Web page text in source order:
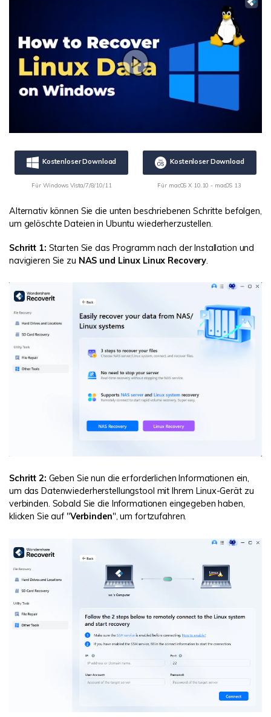
Kostenloser Download
Für Windows Vista/7/8/10/11
Kostenloser Download
Für macOS X 10.10 - macOS 13
Alternativ können Sie die unten beschriebenen Schritte befolgen,
um gelöschte Dateien in Ubuntu wiederherzustellen.
Schritt 1: Starten Sie das Programm nach der Installation und
navigieren Sie zu NAS und Linux Linux Recovery.
Schritt 2: Geben Sie nun die erforderlichen Informationen ein,
um das Datenwiederherstellungstool mit Ihrem Linux-Gerät zu
verbinden. Sobald Sie die Informationen eingegeben haben,
klicken Sie auf "Verbinden", um fortzufahren.